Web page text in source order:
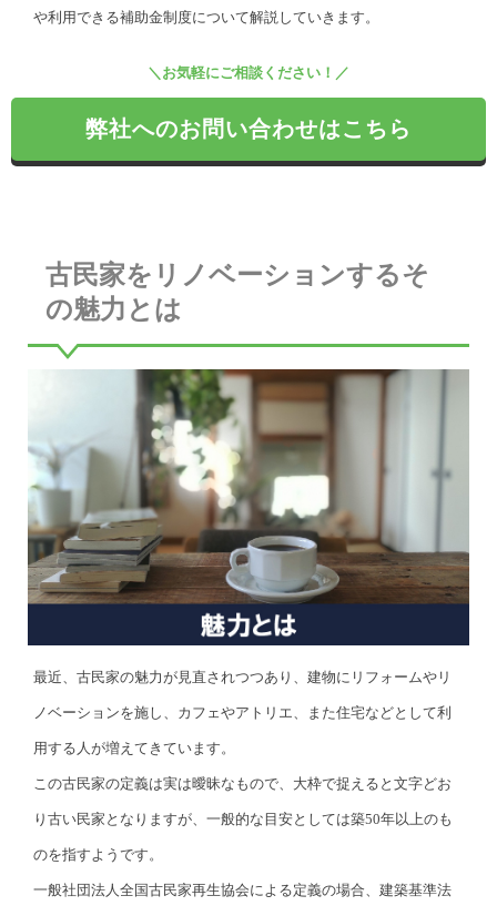
や利用できる補助金制度について解説していきます。
＼お気軽にご相談ください！／
弊社へのお問い合わせはこちら
古民家をリノベーションするそ
の魅力とは
最近、古民家の魅力が見直されつつあり、建物にリフォームやリ
ノベーションを施し、カフェやアトリエ、また住宅などとして利
用する人が増えてきています。
この古民家の定義は実は曖昧なもので、大枠で捉えると文字どお
り古い民家となりますが、一般的な目安としては築50年以上のも
のを指すようです。
一般社団法人全国古民家再生協会による定義の場合、建築基準法